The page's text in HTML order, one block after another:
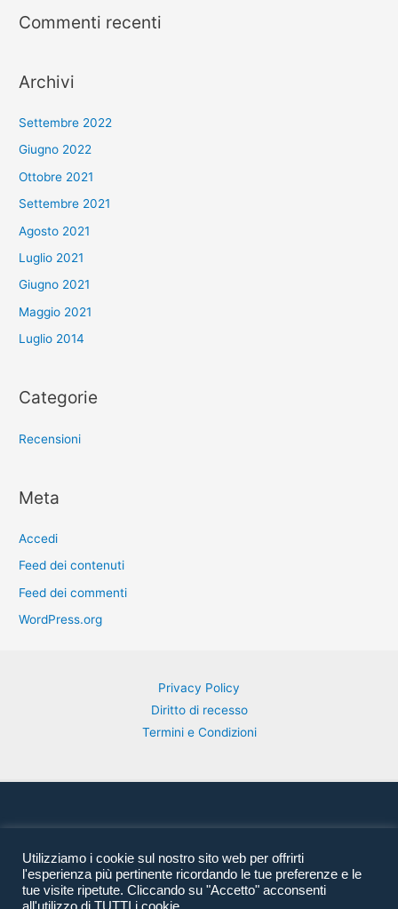
Commenti recenti
Archivi
Settembre 2022
Giugno 2022
Ottobre 2021
Settembre 2021
Agosto 2021
Luglio 2021
Giugno 2021
Maggio 2021
Luglio 2014
Categorie
Recensioni
Meta
Accedi
Feed dei contenuti
Feed dei commenti
WordPress.org
Privacy Policy
Diritto di recesso
Termini e Condizioni
Utilizziamo i cookie sul nostro sito web per offrirti
l'esperienza più pertinente ricordando le tue preferenze e le
tue visite ripetute. Cliccando su "Accetto" acconsenti